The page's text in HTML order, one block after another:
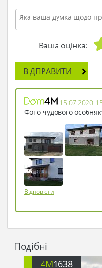
Ваша оцінка:
ВІДПРАВИТИ
15.07.2020
Фото чудового
Відповісти
Подібні
4M1638